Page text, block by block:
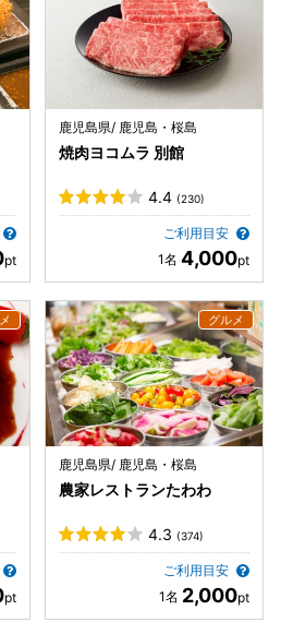
鹿児島県/ 鹿児島・桜島
焼肉ヨコムラ 別館
4.4 (230)
ご利用目安
4,000
鹿児島県/ 鹿児島・桜島
農家レストランたわわ
4.3 (374)
ご利用目安
2,000